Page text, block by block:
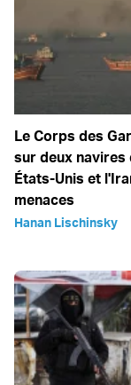
Le Corps des
sur deux navires
États-Unis et
menaces
Hanan Lischinsky